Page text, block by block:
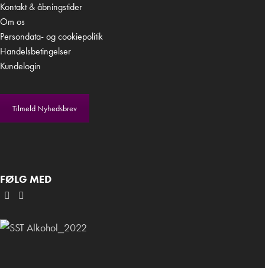
Kontakt & åbningstider
Om os
Persondata- og cookiepolitik
Handelsbetingelser
Kundelogin
Tilmeld Nyhedsbrev
FØLG MED